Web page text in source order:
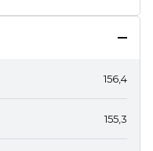
156,4
155,3